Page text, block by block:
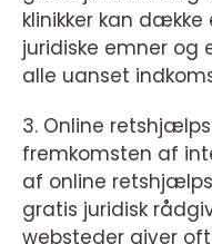
klinikker kan
juridiske emner
alle uanset
3. Online
fremkomsten af
af online
gratis juridisk
websteder giver